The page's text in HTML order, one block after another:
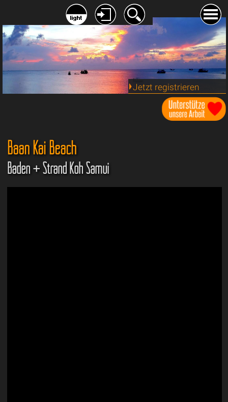
Jetzt registrieren
Baan Kai Beach
Baden + Strand Koh Samui